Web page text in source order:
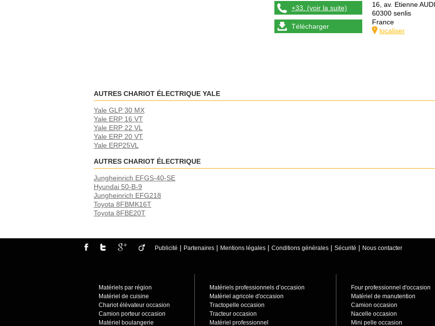
+33. (voir la suite)
Télécharger
16, av. Etienne
60300 senlis
France
localiser
AUTRES CHARIOT ÉLECTRIQUE YALE
Yale GLP 30 MX
Yale ERP 16 VT
Yale ERP 22 VL
Yale ERP 20 VT
Yale ERP25VL
AUTRES CHARIOT ÉLECTRIQUE
Jungheinrich EFGS-40-SE
Hyundai 50-B-9
Jungheinrich EFG218
Toyota 8FBMK16T
Toyota 8FBE20T
Publicité | Partenaires | Mentions légales | Conditions générales | Sécurité | Nous contacter
Matériels par région
Matériel de cuisine
Chariot élévateur occasion
Camion porteur occasion
Matériel boulangerie
Matériels professionnels d’occasion
Matèriel agricole d'occasion
Tractopelle occasion
Tracteur occasion
Matériel professionnel
Four professionnel d'occasion
Matériel de manutention
Camion occasion
Nacelle occasion
Mini pelle occasion